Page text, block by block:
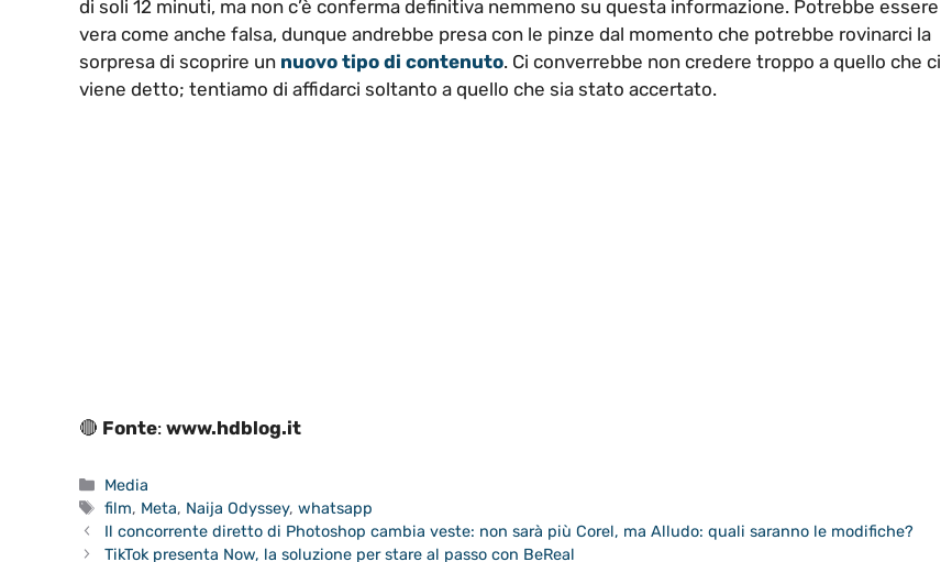
di soli 12 minuti, ma non c’è conferma definitiva nemmeno su questa informazione. Potrebbe essere
vera come anche falsa, dunque andrebbe presa con le pinze dal momento che potrebbe rovinarci la
sorpresa di scoprire un nuovo tipo di contenuto. Ci converrebbe non credere troppo a quello che ci
viene detto; tentiamo di affidarci soltanto a quello che sia stato accertato.
🔴 Fonte: www.hdblog.it
Categorie
Media
Tag
film, Meta, Naija Odyssey,whatsapp
Il concorrente diretto di Photoshop cambia veste: non sarà più Corel, ma Alludo: quali saranno le modifiche?
TikTok presenta Now, la soluzione per stare al passo con BeReal